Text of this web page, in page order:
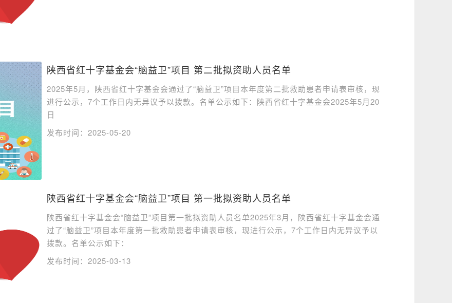
陕西省红十字基金会“脑益卫”项目 第二批拟资助人员名单
2025年5月，陕西省红十字基金会通过了“脑益卫”项目本年度第二批救助患者申请表审核，现
进行公示，7个工作日内无异议予以拨款。名单公示如下：陕西省红十字基金会2025年5月20
日
发布时间：2025-05-20
陕西省红十字基金会“脑益卫”项目 第一批拟资助人员名单
陕西省红十字基金会“脑益卫”项目第一批拟资助人员名单2025年3月，陕西省红十字基金会通
过了“脑益卫”项目本年度第一批救助患者申请表审核，现进行公示，7个工作日内无异议予以
拨款。名单公示如下：
发布时间：2025-03-13